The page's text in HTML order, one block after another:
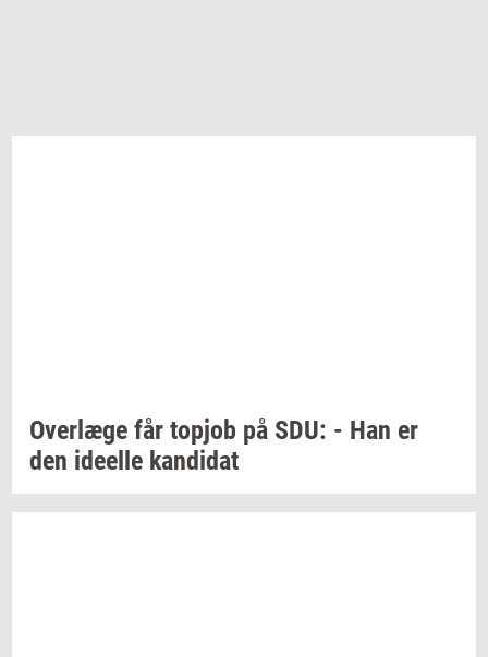
Over­læ­ge får topjob på SDU: - Han er
den ide­el­le kan­di­dat